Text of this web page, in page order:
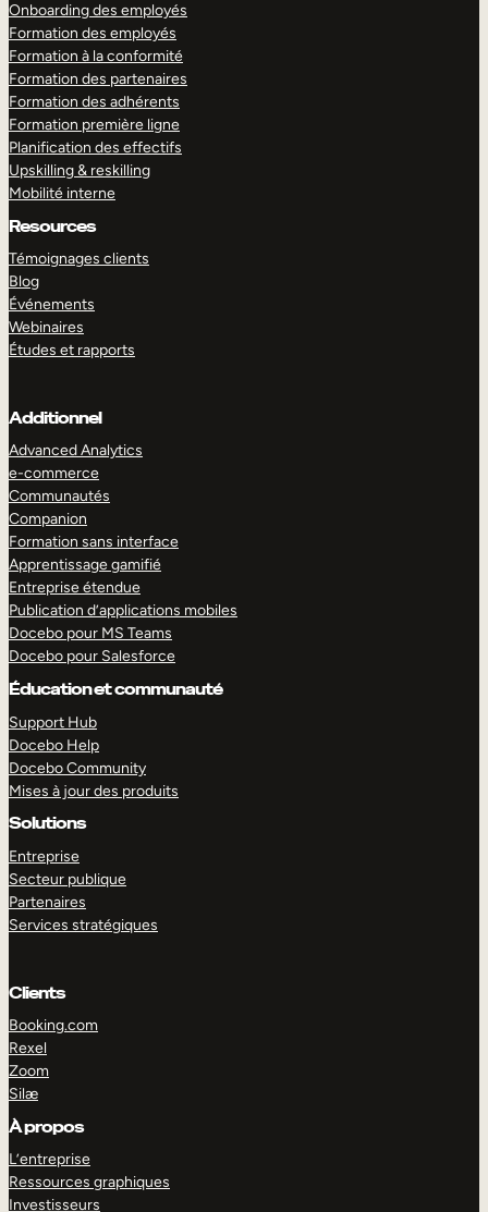
Onboarding des employés
Formation des employés
Formation à la conformité
Formation des partenaires
Formation des adhérents
Formation première ligne
Planification des effectifs
Upskilling & reskilling
Mobilité interne
Resources
Témoignages clients
Blog
Événements
Webinaires
Études et rapports
Additionnel
Advanced Analytics
e-commerce
Communautés
Companion
Formation sans interface
Apprentissage gamifié
Entreprise étendue
Publication d’applications mobiles
Docebo pour MS Teams
Docebo pour Salesforce
Éducation et communauté
Support Hub
Docebo Help
Docebo Community
Mises à jour des produits
Solutions
Entreprise
Secteur publique
Partenaires
Services stratégiques
Clients
Booking.com
Rexel
Zoom
Silæ
À propos
L’entreprise
Ressources graphiques
Investisseurs